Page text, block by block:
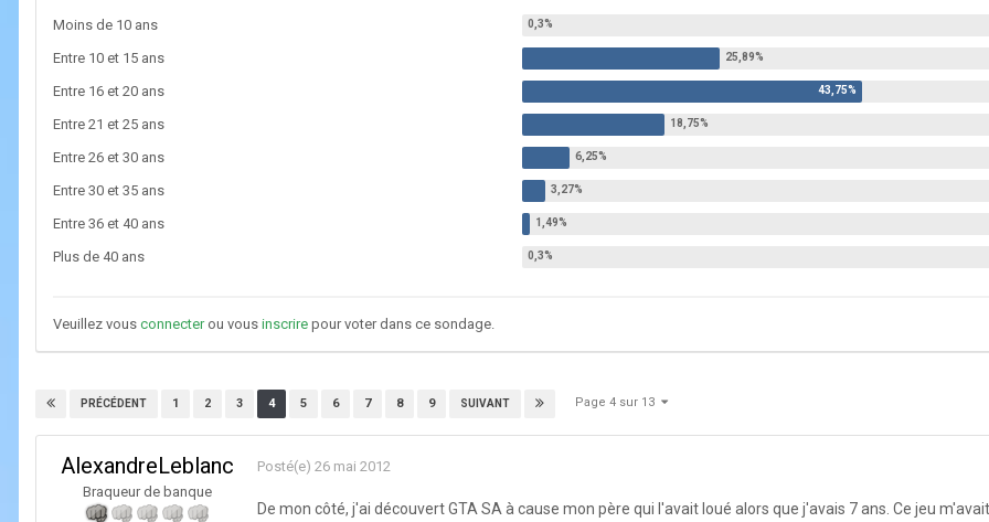
Moins de 10 ans
Entre 10 et 15 ans
Entre 16 et 20 ans
Entre 21 et 25 ans
Entre 26 et 30 ans
Entre 30 et 35 ans
Entre 36 et 40 ans
Plus de 40 ans
Veuillez vous connecterou vous inscrire pour voter dans ce sondage.
PRÉCÉDENT 1 2 3 4 5 6 7 8 9 SUIVANT Page 4 sur 13
AlexandreLeblanc
Braqueur de banque
Posté(e) 26 mai 2012
De mon côté, j'ai découvert GTA SA à cause mon père qui l'avait loué alors que j'avais 7 ans. Ce jeu